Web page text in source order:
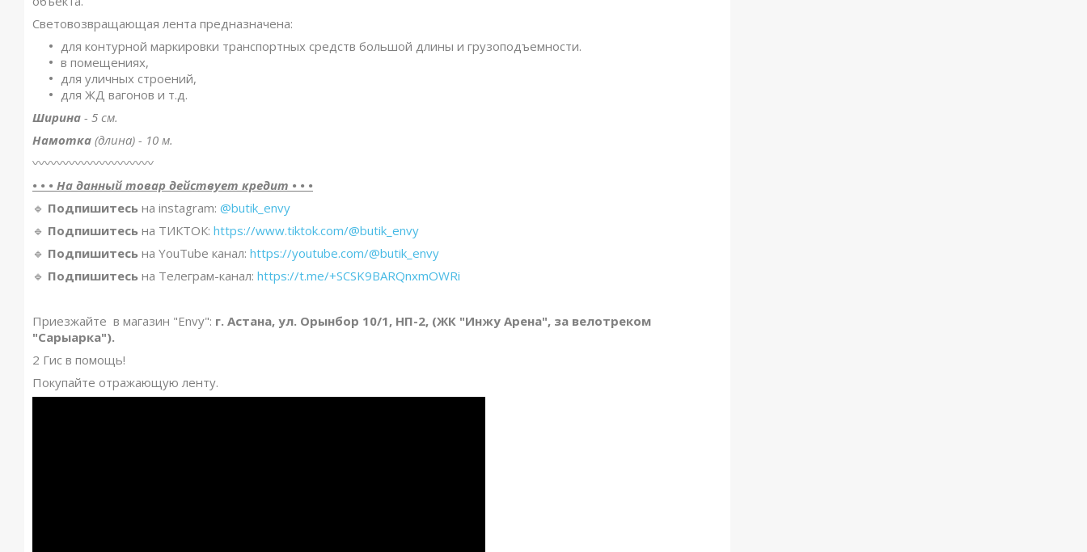
Световозвращающая лента предназначена:
для контурной маркировки транспортных средств большой длины и грузоподъемности.
в помещениях,
для уличных строений,
для ЖД вагонов и т.д.
Ширина - 5 см.
Намотка (длина) - 10 м.
〰️〰️〰️〰️〰️〰️〰️〰️〰️〰️
• • • На данный товар действует кредит • • •
🔹️ Подпишитесь на instagram: @butik_envy
🔹️ Подпишитесь на ТИКТОК: https://www.tiktok.com/@butik_envy
🔹️ Подпишитесь на YouTube канал: https://youtube.com/@butik_envy
🔹️ Подпишитесь на Телеграм-канал: https://t.me/+SCSK9BARQnxmOWRi
Приезжайте в магазин "Envy": г. Астана, ул. Орынбор 10/1, НП-2, (ЖК "Инжу Арена", за велотреком
"Сарыарка").
2 Гис в помощь!
Покупайте отражающую ленту.